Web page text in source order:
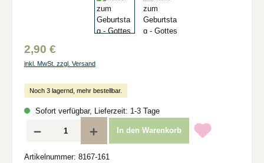
2,90 €
inkl. MwSt. zzgl. Versand
Noch 3 lagernd, mehr bestellbar.
Sofort verfügbar, Lieferzeit: 1-3 Tage
Produkt Anzahl: Gib den gewünschten Wert ein oder benutze die Schaltflächen
In den Warenkorb
Artikelnummer: 8167-161